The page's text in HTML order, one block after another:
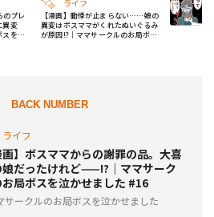
のプレ
異変
スを泣
ライフ
【漫画】動悸が止まらない……娘の
異変はボスママがくれたぬいぐるみ
が原因!?｜ママサークルのお局ボス
BACK NUMBER
ライフ
画】ボスママからの謝罪の品。大喜
娘だったけれど——!?｜ママサーク
お局ボスを泣かせました #16
サークルのお局ボスを泣かせました